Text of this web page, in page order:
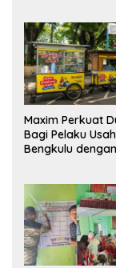
Maxim Perkuat
Bagi Pelaku
Bengkulu dengan
Pasar